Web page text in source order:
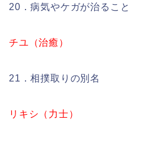
20．病気やケガが治ること
チユ（治癒）
21．相撲取りの別名
リキシ（力士）